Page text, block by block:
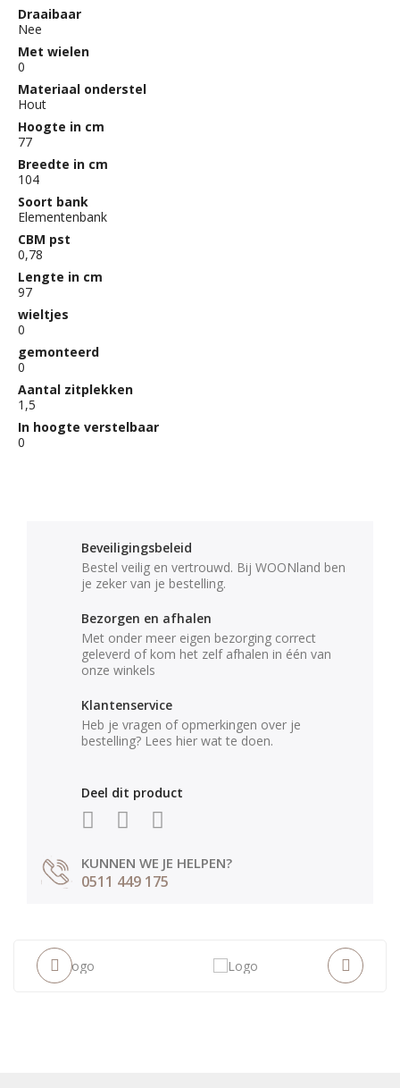
Draaibaar
Nee
Met wielen
0
Materiaal onderstel
Hout
Hoogte in cm
77
Breedte in cm
104
Soort bank
Elementenbank
CBM pst
0,78
Lengte in cm
97
wieltjes
0
gemonteerd
0
Aantal zitplekken
1,5
In hoogte verstelbaar
0
Beveiligingsbeleid
Bestel veilig en vertrouwd. Bij WOONland ben
je zeker van je bestelling.
Bezorgen en afhalen
Met onder meer eigen bezorging correct
geleverd of kom het zelf afhalen in één van
onze winkels
Klantenservice
Heb je vragen of opmerkingen over je
bestelling? Lees hier wat te doen.
Deel dit product
KUNNEN WE JE HELPEN?
0511 449 175